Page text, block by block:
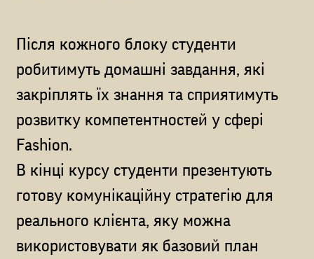
Після кожного блоку студенти
робитимуть домашні завдання, які
закріплять їх знання та сприятимуть
розвитку компетентностей у сфері
Fashion.
В кінці курсу студенти презентують
готову комунікаційну стратегію для
реального клієнта, яку можна
використовувати як базовий план